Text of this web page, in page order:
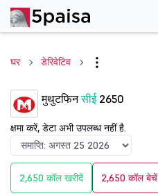
घर डेरिवेटिव
मुथुटफिनसीई2650
क्षमा करें, डेटा अभी उपलब्ध नहीं है.
2,650 कॉल खरीदें 2,650 कॉल बेचें